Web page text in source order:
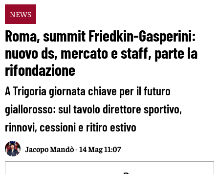
NEWS
Roma, summit Friedkin-Gasperini:
nuovo ds, mercato e staff, parte la
rifondazione
A Trigoria giornata chiave per il futuro
giallorosso: sul tavolo direttore sportivo,
rinnovi, cessioni e ritiro estivo
Jacopo Mandò-14 Mag 11:07